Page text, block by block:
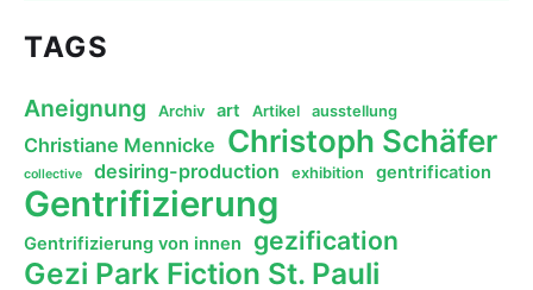
TAGS
Aneignung Archiv art Artikel ausstellung
Christiane Mennicke Christoph Schäfer
collective desiring-production exhibition gentrification
Gentrifizierung
Gentrifizierung von innen gezification
Gezi Park Fiction St. Pauli